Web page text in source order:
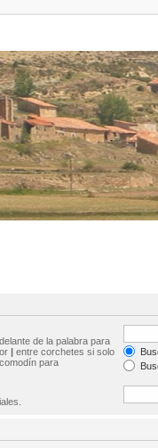
delante de la palabra para
| entre corchetes si solo
para